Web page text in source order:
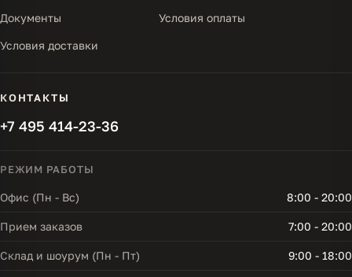
Документы Условия оплаты
Условия доставки
КОНТАКТЫ
+7 495 414-23-36
РЕЖИМ РАБОТЫ
Офис (Пн - Вс) 8:00 - 20:00
Прием заказов 7:00 - 20:00
Склад и шоурум (Пн - Пт) 9:00 - 18:00